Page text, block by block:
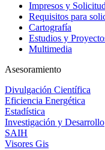
Impresos y
Requisitos para
Cartografía
Estudios y
Multimedia
Asesoramiento
Divulgación Científica
Eficiencia Energética
Estadística
Investigación y Desarrollo
SAIH
Visores Gis